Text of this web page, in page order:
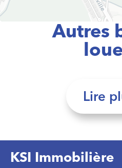
Autres
Lire
KSI Immobilière